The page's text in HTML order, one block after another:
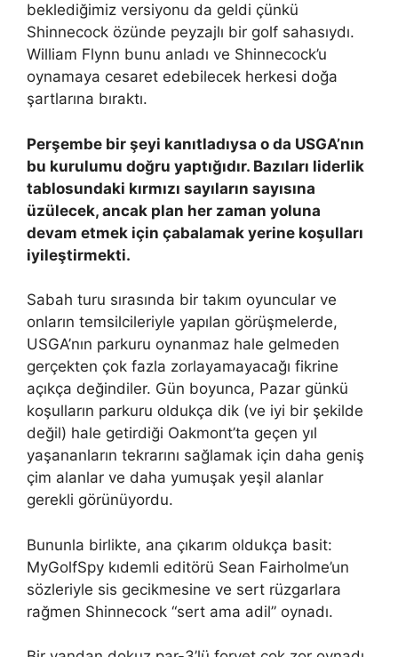
beklediğimiz versiyonu da geldi çünkü
Shinnecock özünde peyzajlı bir golf sahasıydı.
William Flynn bunu anladı ve Shinnecock’u
oynamaya cesaret edebilecek herkesi doğa
şartlarına bıraktı.
Perşembe bir şeyi kanıtladıysa o da USGA’nın
bu kurulumu doğru yaptığıdır. Bazıları liderlik
tablosundaki kırmızı sayıların sayısına
üzülecek, ancak plan her zaman yoluna
devam etmek için çabalamak yerine koşulları
iyileştirmekti.
Sabah turu sırasında bir takım oyuncular ve
onların temsilcileriyle yapılan görüşmelerde,
USGA’nın parkuru oynanmaz hale gelmeden
gerçekten çok fazla zorlayamayacağı fikrine
açıkça değindiler. Gün boyunca, Pazar günkü
koşulların parkuru oldukça dik (ve iyi bir şekilde
değil) hale getirdiği Oakmont’ta geçen yıl
yaşananların tekrarını sağlamak için daha geniş
çim alanlar ve daha yumuşak yeşil alanlar
gerekli görünüyordu.
Bununla birlikte, ana çıkarım oldukça basit:
MyGolfSpy kıdemli editörü Sean Fairholme’un
sözleriyle sis gecikmesine ve sert rüzgarlara
rağmen Shinnecock “sert ama adil” oynadı.